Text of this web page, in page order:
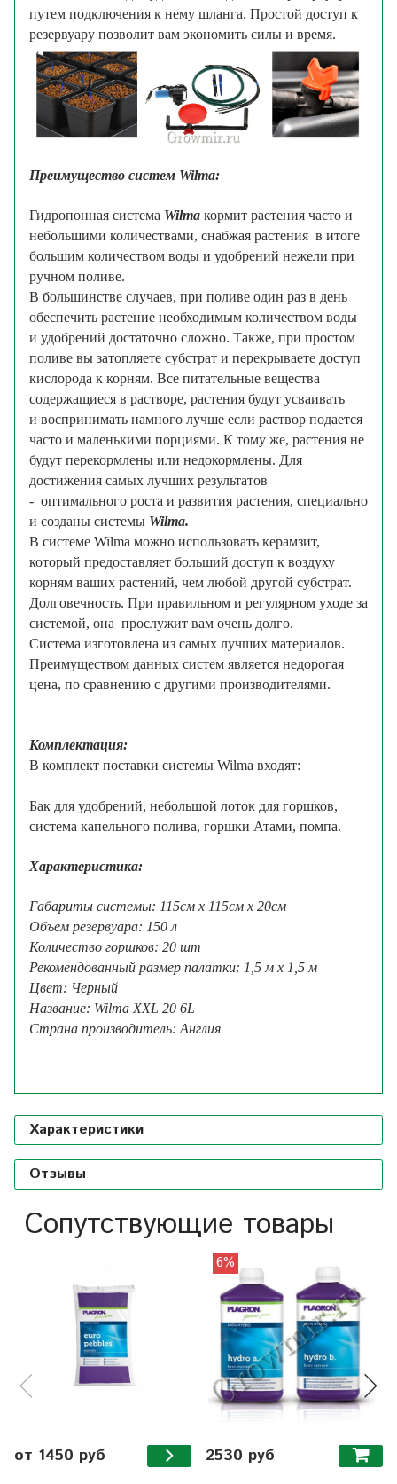
путем подключения к нему шланга. Простой доступ к
резервуару позволит вам экономить силы и время.
Преимущество систем Wilma:
Гидропонная система Wilma кормит растения часто и
небольшими количествами, снабжая растения в итоге
большим количеством воды и удобрений нежели при
ручном поливе.
В большинстве случаев, при поливе один раз в день
обеспечить растение необходимым количеством воды
и удобрений достаточно сложно. Также, при простом
поливе вы затопляете субстрат и перекрываете доступ
кислорода к корням. Все питательные вещества
содержащиеся в растворе, растения будут усваивать
и воспринимать намного лучше если раствор подается
часто и маленькими порциями. К тому же, растения не
будут перекормлены или недокормлены. Для
достижения самых лучших результатов
- оптимального роста и развития растения, специально
и созданы системы Wilma.
В системе Wilma можно использовать керамзит,
который предоставляет больший доступ к воздуху
корням ваших растений, чем любой другой субстрат.
Долговечность. При правильном и регулярном уходе за
системой, она прослужит вам очень долго.
Система изготовлена из самых лучших материалов.
Преимуществом данных систем является недорогая
цена, по сравнению с другими производителями.
Комплектация:
В комплект поставки системы Wilma входят:
Бак для удобрений, небольшой лоток для горшков,
система капельного полива, горшки Атами, помпа.
Характеристика:
Габариты системы: 115см х 115см х 20см
Объем резервуара: 150 л
Количество горшков: 20 шт
Рекомендованный размер палатки: 1,5 м х 1,5 м
Цвет: Черный
Название: Wilma XXL 20 6L
Страна производитель: Англия
Характеристики
Отзывы
Сопутствующие товары
от 1450 руб
6%
2530 руб